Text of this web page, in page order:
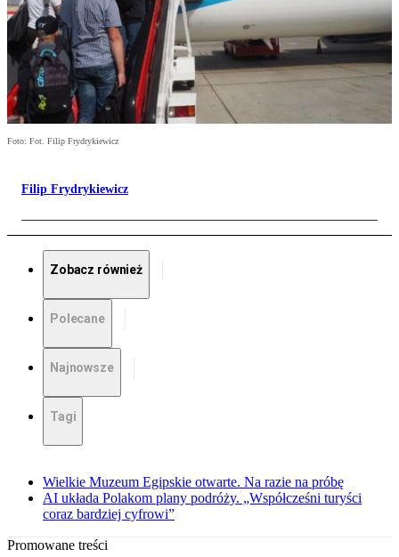
Foto: Fot. Filip Frydrykiewicz
Filip Frydrykiewicz
Zobacz również
Polecane
Najnowsze
Tagi
Wielkie Muzeum Egipskie otwarte. Na razie na próbę
AI układa Polakom plany podróży. „Współcześni turyści
coraz bardziej cyfrowi”
Promowane treści